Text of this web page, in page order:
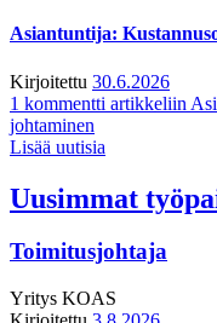
Asiantuntija:
Kirjoitettu 30.6.2026
1 kommentti artikkeliin
johtaminen
Lisää uutisia
Uusimmat
Toimitusjohtaja
Yritys KOAS